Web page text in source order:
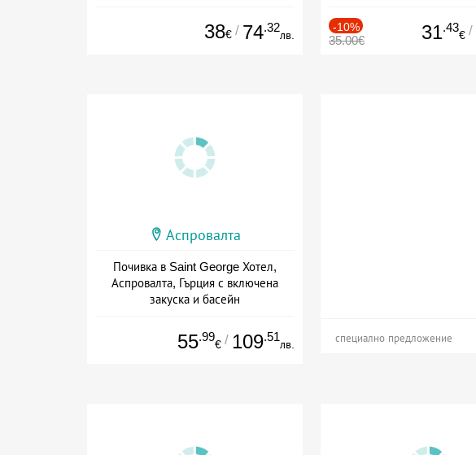
38€ / 74.32
лв.
-10%
35.00€ 31.43
€ /
Аспровалта
Почивка в Saint George Хотел,
Аспровалта, Гърция с включена
закуска и басейн
55.99
€ / 109.51
лв. специално предложение